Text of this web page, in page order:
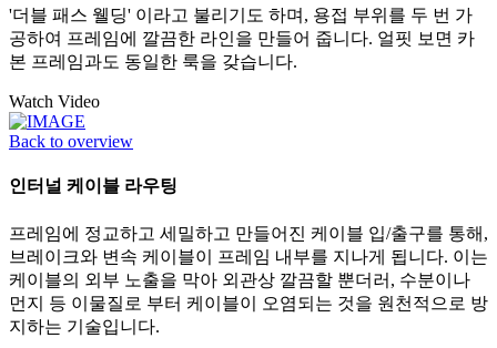
'더블 패스 웰딩' 이라고 불리기도 하며, 용접 부위를 두 번 가
공하여 프레임에 깔끔한 라인을 만들어 줍니다. 얼핏 보면 카
본 프레임과도 동일한 룩을 갖습니다.
Watch Video
Back to overview
인터널 케이블 라우팅
프레임에 정교하고 세밀하고 만들어진 케이블 입/출구를 통해,
브레이크와 변속 케이블이 프레임 내부를 지나게 됩니다. 이는
케이블의 외부 노출을 막아 외관상 깔끔할 뿐더러, 수분이나
먼지 등 이물질로 부터 케이블이 오염되는 것을 원천적으로 방
지하는 기술입니다.